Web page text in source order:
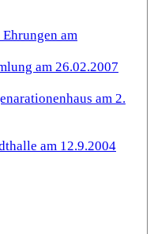
am
am 26.02.2007
am 2.
am 12.9.2004